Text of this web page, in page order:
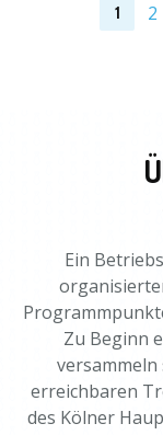
1 2
Ein
Zu Beginn
erreichbaren
des Kölner